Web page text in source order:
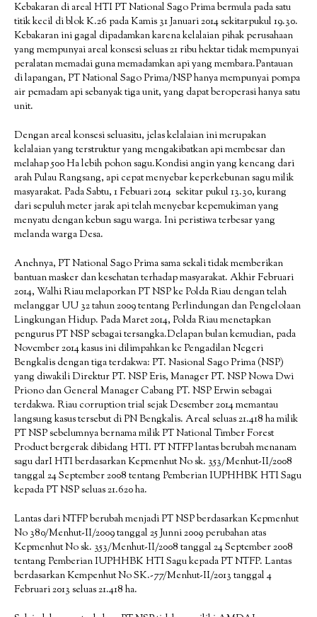
Kebakaran di areal HTI PT National Sago Prima bermula pada satu
titik kecil di blok K.26 pada Kamis 31 Januari 2014 sekitarpukul 19.30.
Kebakaran ini gagal dipadamkan karena kelalaian pihak perusahaan
yang mempunyai areal konsesi seluas 21 ribu hektar tidak mempunyai
peralatan memadai guna memadamkan api yang membara.Pantauan
di lapangan, PT National Sago Prima/NSP hanya mempunyai pompa
air pemadam api sebanyak tiga unit, yang dapat beroperasi hanya satu
unit.
Dengan areal konsesi seluasitu, jelas kelalaian ini merupakan
kelalaian yang terstruktur yang mengakibatkan api membesar dan
melahap 500 Ha lebih pohon sagu.Kondisi angin yang kencang dari
arah Pulau Rangsang, api cepat menyebar keperkebunan sagu milik
masyarakat. Pada Sabtu, 1 Febuari 2014 sekitar pukul 13.30, kurang
dari sepuluh meter jarak api telah menyebar kepemukiman yang
menyatu dengan kebun sagu warga. Ini peristiwa terbesar yang
melanda warga Desa.
Anehnya, PT National Sago Prima sama sekali tidak memberikan
bantuan masker dan kesehatan terhadap masyarakat. Akhir Februari
2014, Walhi Riau melaporkan PT NSP ke Polda Riau dengan telah
melanggar UU 32 tahun 2009 tentang Perlindungan dan Pengelolaan
Lingkungan Hidup. Pada Maret 2014, Polda Riau menetapkan
pengurus PT NSP sebagai tersangka.Delapan bulan kemudian, pada
November 2014 kasus ini dilimpahkan ke Pengadilan Negeri
Bengkalis dengan tiga terdakwa: PT. Nasional Sago Prima (NSP)
yang diwakili Direktur PT. NSP Eris, Manager PT. NSP Nowa Dwi
Priono dan General Manager Cabang PT. NSP Erwin sebagai
terdakwa. Riau corruption trial sejak Desember 2014 memantau
langsung kasus tersebut di PN Bengkalis. Areal seluas 21.418 ha milik
PT NSP sebelumnya bernama milik PT National Timber Forest
Product bergerak dibidang HTI. PT NTFP lantas berubah menanam
sagu darI HTI berdasarkan Kepmenhut No sk. 353/Menhut-II/2008
tanggal 24 September 2008 tentang Pemberian IUPHHBK HTI Sagu
kepada PT NSP seluas 21.620 ha.
Lantas dari NTFP berubah menjadi PT NSP berdasarkan Kepmenhut
No 380/Menhut-II/2009 tanggal 25 Junni 2009 perubahan atas
Kepmenhut No sk. 353/Menhut-II/2008 tanggal 24 September 2008
tentang Pemberian IUPHHBK HTI Sagu kepada PT NTFP. Lantas
berdasarkan Kempenhut No SK.-77/Menhut-II/2013 tanggal 4
Februari 2013 seluas 21.418 ha.